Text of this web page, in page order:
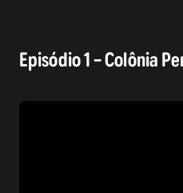
Episódio 1 – Colônia